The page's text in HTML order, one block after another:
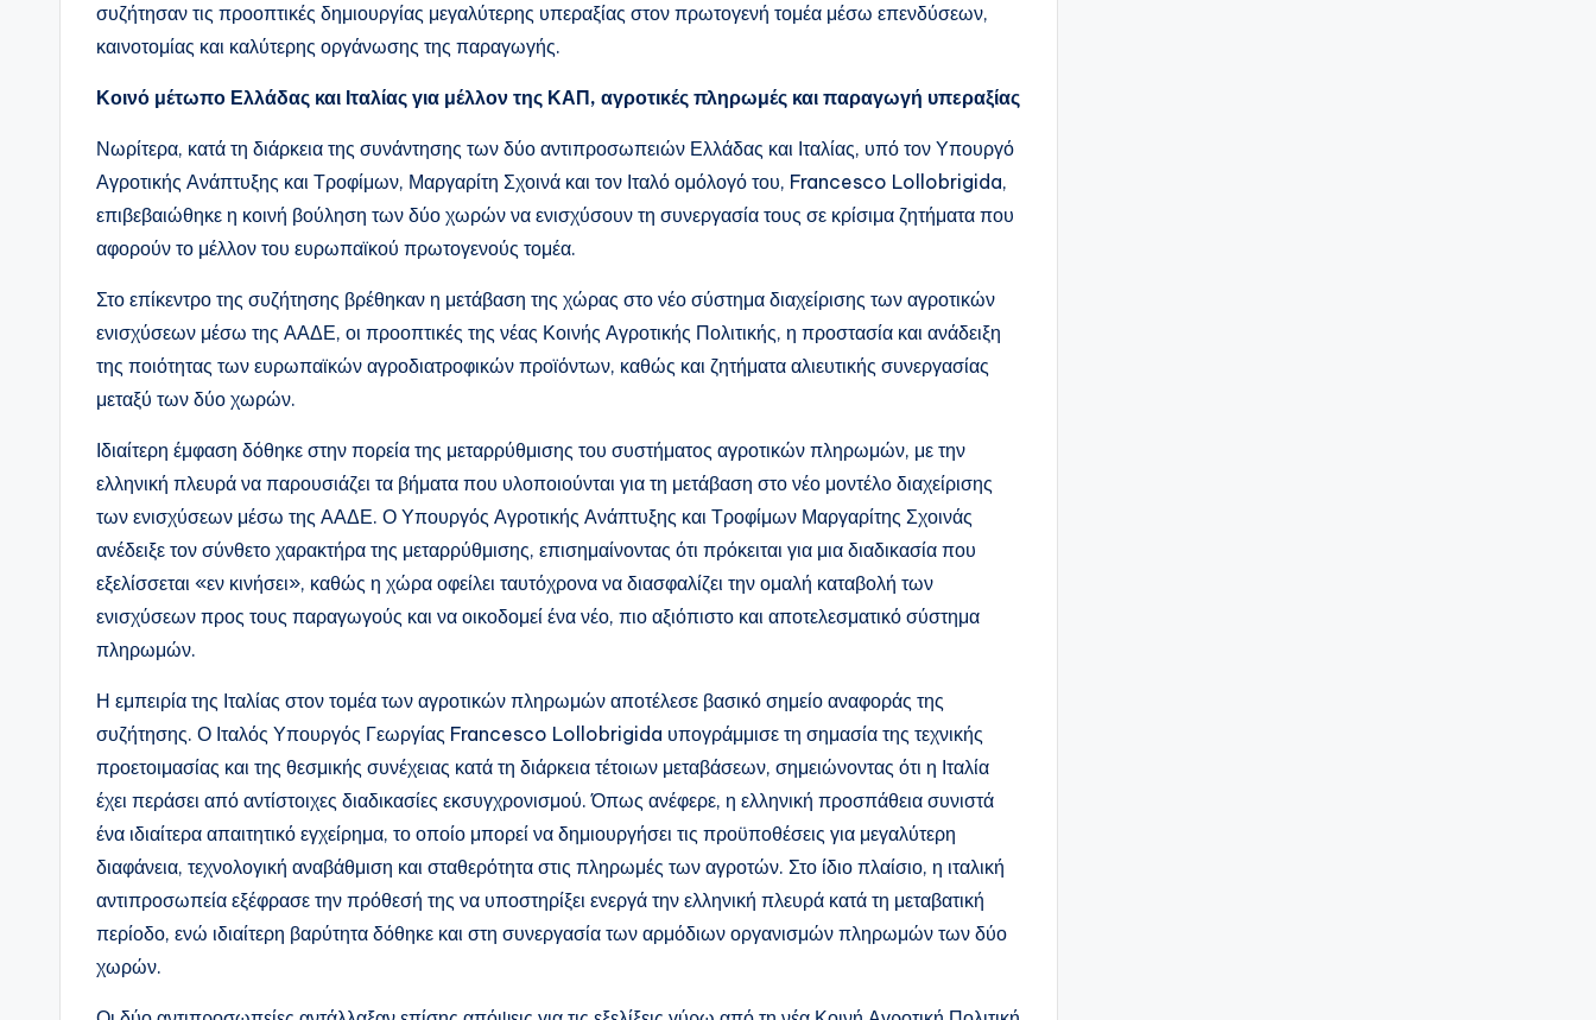
συζήτησαν τις προοπτικές δημιουργίας μεγαλύτερης υπεραξίας στον πρωτογενή τομέα μέσω επενδύσεων,
καινοτομίας και καλύτερης οργάνωσης της παραγωγής.
Κοινό μέτωπο Ελλάδας και Ιταλίας για μέλλον της ΚΑΠ, αγροτικές πληρωμές και παραγωγή υπεραξίας
Νωρίτερα, κατά τη διάρκεια της συνάντησης των δύο αντιπροσωπειών Ελλάδας και Ιταλίας, υπό τον Υπουργό
Αγροτικής Ανάπτυξης και Τροφίμων, Μαργαρίτη Σχοινά και τον Ιταλό ομόλογό του, Francesco Lollobrigida,
επιβεβαιώθηκε η κοινή βούληση των δύο χωρών να ενισχύσουν τη συνεργασία τους σε κρίσιμα ζητήματα που
αφορούν το μέλλον του ευρωπαϊκού πρωτογενούς τομέα.
Στο επίκεντρο της συζήτησης βρέθηκαν η μετάβαση της χώρας στο νέο σύστημα διαχείρισης των αγροτικών
ενισχύσεων μέσω της ΑΑΔΕ, οι προοπτικές της νέας Κοινής Αγροτικής Πολιτικής, η προστασία και ανάδειξη
της ποιότητας των ευρωπαϊκών αγροδιατροφικών προϊόντων, καθώς και ζητήματα αλιευτικής συνεργασίας
μεταξύ των δύο χωρών.
Ιδιαίτερη έμφαση δόθηκε στην πορεία της μεταρρύθμισης του συστήματος αγροτικών πληρωμών, με την
ελληνική πλευρά να παρουσιάζει τα βήματα που υλοποιούνται για τη μετάβαση στο νέο μοντέλο διαχείρισης
των ενισχύσεων μέσω της ΑΑΔΕ. Ο Υπουργός Αγροτικής Ανάπτυξης και Τροφίμων Μαργαρίτης Σχοινάς
ανέδειξε τον σύνθετο χαρακτήρα της μεταρρύθμισης, επισημαίνοντας ότι πρόκειται για μια διαδικασία που
εξελίσσεται «εν κινήσει», καθώς η χώρα οφείλει ταυτόχρονα να διασφαλίζει την ομαλή καταβολή των
ενισχύσεων προς τους παραγωγούς και να οικοδομεί ένα νέο, πιο αξιόπιστο και αποτελεσματικό σύστημα
πληρωμών.
Η εμπειρία της Ιταλίας στον τομέα των αγροτικών πληρωμών αποτέλεσε βασικό σημείο αναφοράς της
συζήτησης. Ο Ιταλός Υπουργός Γεωργίας Francesco Lollobrigida υπογράμμισε τη σημασία της τεχνικής
προετοιμασίας και της θεσμικής συνέχειας κατά τη διάρκεια τέτοιων μεταβάσεων, σημειώνοντας ότι η Ιταλία
έχει περάσει από αντίστοιχες διαδικασίες εκσυγχρονισμού. Όπως ανέφερε, η ελληνική προσπάθεια συνιστά
ένα ιδιαίτερα απαιτητικό εγχείρημα, το οποίο μπορεί να δημιουργήσει τις προϋποθέσεις για μεγαλύτερη
διαφάνεια, τεχνολογική αναβάθμιση και σταθερότητα στις πληρωμές των αγροτών. Στο ίδιο πλαίσιο, η ιταλική
αντιπροσωπεία εξέφρασε την πρόθεσή της να υποστηρίξει ενεργά την ελληνική πλευρά κατά τη μεταβατική
περίοδο, ενώ ιδιαίτερη βαρύτητα δόθηκε και στη συνεργασία των αρμόδιων οργανισμών πληρωμών των δύο
χωρών.